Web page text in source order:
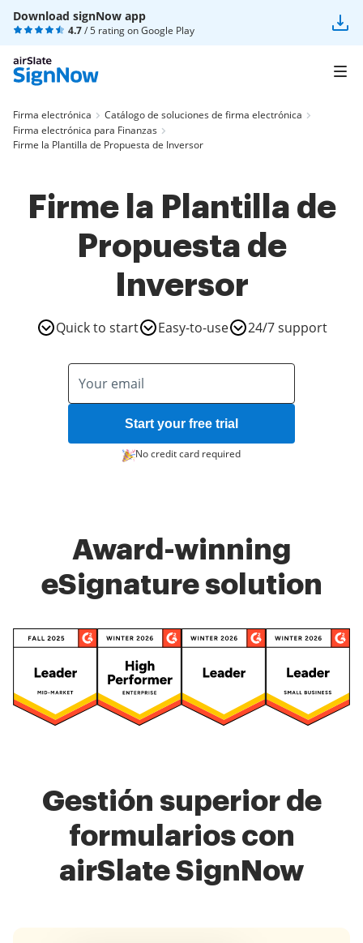
Download signNow app
4.7/ 5 rating onGoogle Play
Firma electrónica
Catálogo de soluciones de firma electrónica
Firma electrónica para Finanzas
Firme la Plantilla de Propuesta de Inversor
Firme la Plantilla de
Propuesta de
Inversor
Quick to start Easy-to-use 24/7 support
Start your free trial
No credit card required
Award-winning
eSignature solution
Gestión superior de
formularios con
airSlate SignNow